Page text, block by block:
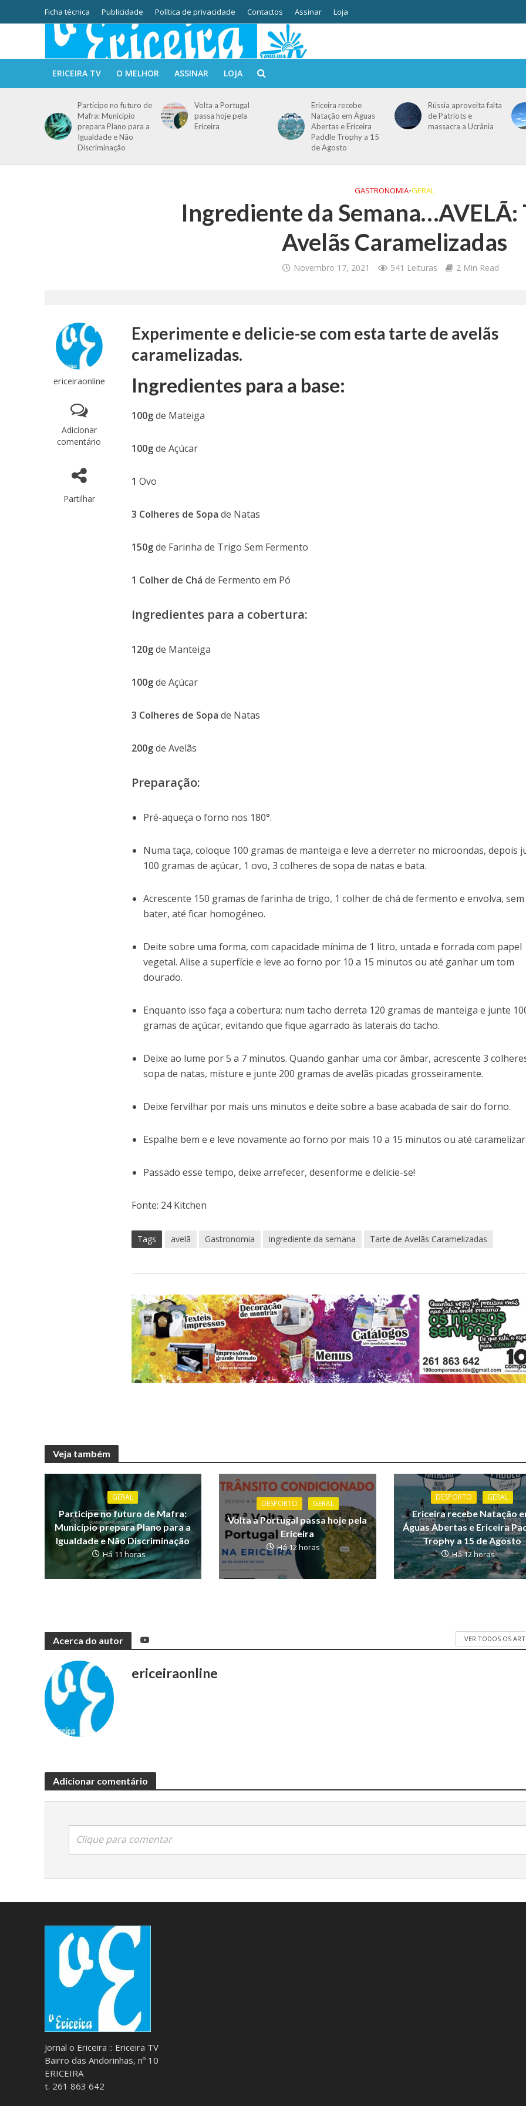
Ficha técnica Publicidade Política de privacidade Contactos Assinar Loja
ERICEIRA TV O MELHOR ASSINAR LOJA
Participe no futuro de
Mafra: Município
prepara Plano para a
Igualdade e Não
Discriminação
Volta a Portugal
passa hoje pela
Ericeira
Ericeira recebe
Natação em Águas
Abertas e Ericeira
Paddle Trophy a 15
de Agosto
Rússia aproveita falta
de Patriots e
massacra a Ucrânia
GASTRONOMIA•GERAL
Ingrediente da Semana…AVELÃ:
Avelãs Caramelizadas
Novembro 17, 2021 541 Leituras 2 Min Read
ericeiraonline
Adicionar
comentário
Partilhar
Experimente e delicie-se com esta tarte de avelãs
caramelizadas.
Ingredientes para a base:
100gde Mateiga
100gde Açúcar
1Ovo
3 Colheres de Sopa de Natas
150gde Farinha de Trigo Sem Fermento
1 Colher de Cháde Fermento em Pó
Ingredientes para a cobertura:
120gde Manteiga
100gde Açúcar
3 Colheres de Sopa de Natas
200gde Avelãs
Preparação:
Pré-aqueça o forno nos 180°.
Numa taça, coloque 100 gramas de manteiga e leve a derreter no microondas, depois
100 gramas de açúcar, 1 ovo, 3 colheres de sopa de natas e bata.
Acrescente 150 gramas de farinha de trigo, 1 colher de chá de fermento e envolva, sem
bater, até ficar homogéneo.
Deite sobre uma forma, com capacidade mínima de 1 litro, untada e forrada com papel
vegetal. Alise a superfície e leve ao forno por 10 a 15 minutos ou até ganhar um tom
dourado.
Enquanto isso faça a cobertura: num tacho derreta 120 gramas de manteiga e junte
gramas de açúcar, evitando que fique agarrado às laterais do tacho.
Deixe ao lume por 5 a 7 minutos. Quando ganhar uma cor âmbar, acrescente 3
sopa de natas, misture e junte 200 gramas de avelãs picadas grosseiramente.
Deixe fervilhar por mais uns minutos e deite sobre a base acabada de sair do forno.
Espalhe bem e e leve novamente ao forno por mais 10 a 15 minutos ou até caramelizar.
Passado esse tempo, deixe arrefecer, desenforme e delicie-se!
Fonte: 24 Kitchen
Tags avelã Gastronomia ingrediente da semana Tarte de Avelãs Caramelizadas
Veja também
GERAL
Participe no futuro de Mafra:
Município prepara Plano para a
Igualdade e Não Discriminação
Há 11 horas
DESPORTO GERAL
Volta a Portugal passa hoje pela
Ericeira
Há 12 horas
DESPORTO GERAL
Ericeira recebe Natação
Águas Abertas e Ericeira
Trophy a 15 de Agosto
Há 12 horas
Acerca do autor VER TODOS OS
ericeiraonline
Adicionar comentário
Clique para comentar
Jornal o Ericeira :: Ericeira TV
Bairro das Andorinhas, nº 10
ERICEIRA
t. 261 863 642